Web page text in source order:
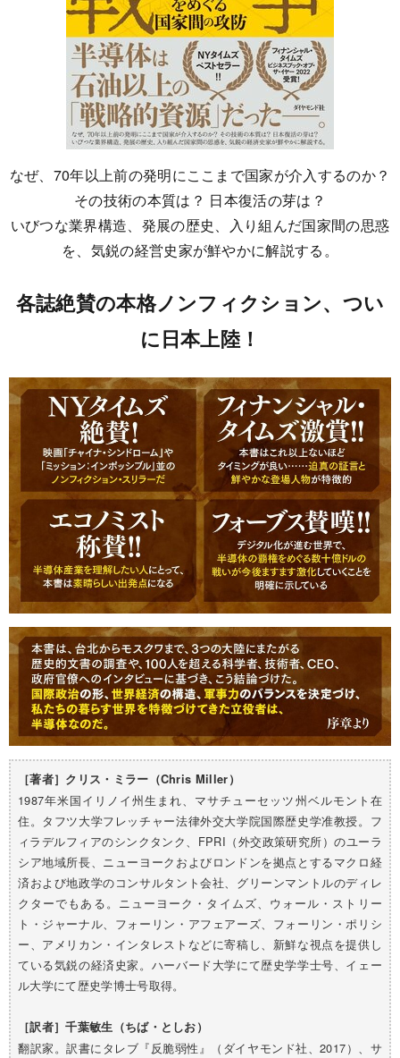
なぜ、70年以上前の発明にここまで国家が介入するのか？
その技術の本質は？ 日本復活の芽は？
いびつな業界構造、発展の歴史、入り組んだ国家間の思惑
を、気鋭の経営史家が鮮やかに解説する。
各誌絶賛の本格ノンフィクション、つい
に日本上陸！
［著者］クリス・ミラー（Chris Miller）
1987年米国イリノイ州生まれ、マサチューセッツ州ベルモント在
住。タフツ大学フレッチャー法律外交大学院国際歴史学准教授。フ
ィラデルフィアのシンクタンク、FPRI（外交政策研究所）のユーラ
シア地域所長、ニューヨークおよびロンドンを拠点とするマクロ経
済および地政学のコンサルタント会社、グリーンマントルのディレ
クターでもある。ニューヨーク・タイムズ、ウォール・ストリー
ト・ジャーナル、フォーリン・アフェアーズ、フォーリン・ポリシ
ー、アメリカン・インタレストなどに寄稿し、新鮮な視点を提供し
ている気鋭の経済史家。ハーバード大学にて歴史学学士号、イェー
ル大学にて歴史学博士号取得。
［訳者］千葉敏生（ちば・としお）
翻訳家。訳書にタレブ『反脆弱性』（ダイヤモンド社、2017）、サ